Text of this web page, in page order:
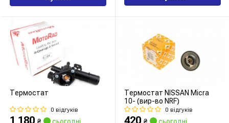
Термостат
0 відгуків
1 180 ₴ сьогодні
Термостат NISSAN Micra
10- (вир-во NRF)
0 відгуків
420 ₴ сьогодні